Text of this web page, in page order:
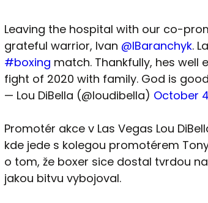
Leaving the hospital with our co-
grateful warrior, Ivan @IBaranchyk.
#boxing match. Thankfully, hes
fight of 2020 with family. God is
— Lou DiBella (@loudibella) October
Promotér akce v Las Vegas Lou
kde jede s kolegou promotérem
o tom, že boxer sice dostal tvrdou
jakou bitvu vybojoval.